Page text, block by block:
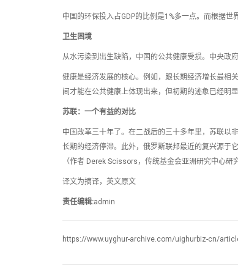
中国的环保投入占GDP的比例是1%多一点。而根据世
卫生困境
从水污染到出生缺陷，中国的公共健康受损。中央政
健康是经济发展的核心。例如，跟长期经济增长最相
间才能在公共健康上体现出来，但初期的迹象已经明
苏联：一个有益的对比
中国改革三十年了。在二战后的三十多年里，苏联以
长期的经济停滞。此外，俄罗斯联邦最近的复兴源于
（作者 Derek Scissors，传统基金会亚洲研究中心研
译文为摘译，英文原文
责任编辑:admin
https://www.uyghur-archive.com/uighurbiz-cn/